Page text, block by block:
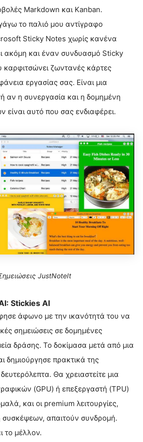
Markdown και Kanban.
το παλιό μου αντίγραφο
Sticky Notes χωρίς κανένα
ακόμη και έναν συνδυασμό Sticky
ζωντανές κάρτες
εργασίας σας. Είναι μια
αν η συνεργασία και η δομημένη
είναι αυτό που σας ενδιαφέρει.
JustNoteIt
Stickies AI
άφωνο με την ικανότητά του να
σημειώσεις σε δομημένες
δράσης. Το δοκίμασα μετά από μια
δημιούργησε πρακτικά της
Θα χρειαστείτε μια
(GPU) ή επεξεργαστή (TPU)
και οι premium λειτουργίες,
απαιτούν συνδρομή.
το μέλλον.